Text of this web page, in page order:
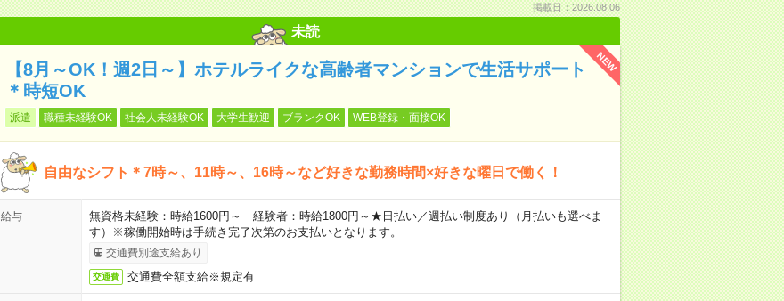
掲載日：2026.08.06
未読
NEW
【8月～OK！週2日～】ホテルライクな高齢者マンションで生活サポート
＊時短OK
派遣 職種未経験OK 社会人未経験OK 大学生歓迎 ブランクOK WEB登録・面接OK
自由なシフト＊7時～、11時～、16時～など好きな勤務時間×好きな曜日で働く！
給与
無資格未経験：時給1600円～ 経験者：時給1800円～★日払い／週払い制度あり（月払いも選べま
す）※稼働開始時は手続き完了次第のお支払いとなります。
交通費別途支給あり
交通費 交通費全額支給※規定有